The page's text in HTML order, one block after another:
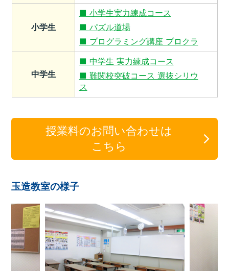
小学生
■ 小学生実力練成コース
■ パズル道場
■ プログラミング講座 プロクラ
中学生
■ 中学生 実力練成コース
■ 難関校突破コース 選抜シリウ
ス
授業料のお問い合わせは
こちら
玉造教室の様子